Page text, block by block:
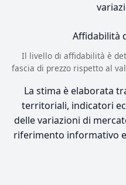
Affidabilità
Il livello di affidabilità è
fascia di prezzo rispetto al
La stima è elaborata
territoriali, indicatori
delle variazioni di
riferimento informativo